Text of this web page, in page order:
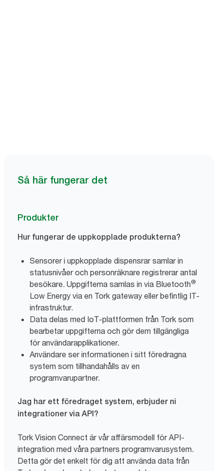
Så här fungerar det
Produkter
Hur fungerar de uppkopplade produkterna?
Sensorer i uppkopplade dispensrar samlar in
statusnivåer och personräknare registrerar antal
besökare. Uppgifterna samlas in via Bluetooth®
Low Energy via en Tork gateway eller befintlig IT-
infrastruktur.
Data delas med IoT-plattformen från Tork som
bearbetar uppgifterna och gör dem tillgängliga
för användarapplikationer.
Användare ser informationen i sitt föredragna
system som tillhandahålls av en
programvarupartner.
Jag har ett föredraget system, erbjuder ni
integrationer via API?
Tork Vision Connect är vår affärsmodell för API-
integration med våra partners programvarusystem.
Detta gör det enkelt för dig att använda data från